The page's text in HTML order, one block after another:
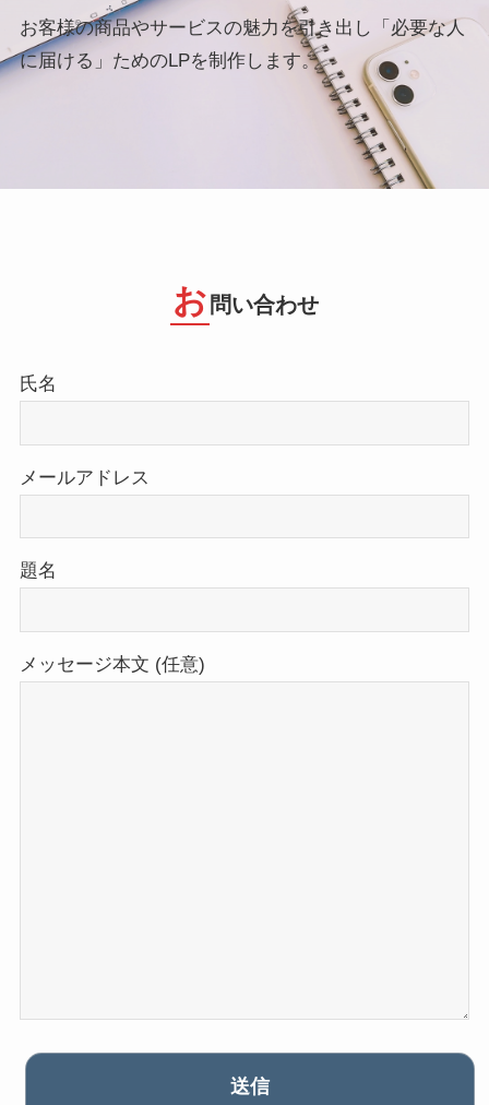
お客様の商品やサービスの魅力を引き出し「必要な人
に届ける」ためのLPを制作します。
お 問い合わせ
氏名
メールアドレス
題名
メッセージ本文 (任意)